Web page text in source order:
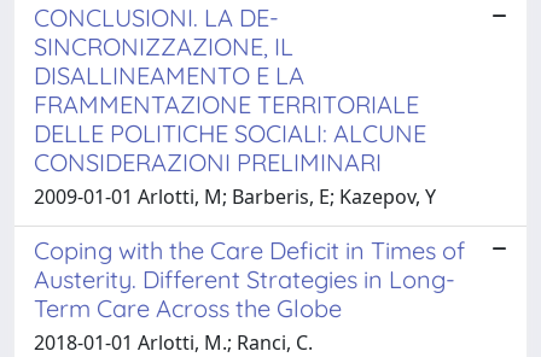
CONCLUSIONI. LA DE-
SINCRONIZZAZIONE, IL
DISALLINEAMENTO E LA
FRAMMENTAZIONE TERRITORIALE
DELLE POLITICHE SOCIALI: ALCUNE
CONSIDERAZIONI PRELIMINARI
2009-01-01 Arlotti, M; Barberis, E; Kazepov, Y
Coping with the Care Deficit in Times of
Austerity. Different Strategies in Long-
Term Care Across the Globe
2018-01-01 Arlotti, M.; Ranci, C.